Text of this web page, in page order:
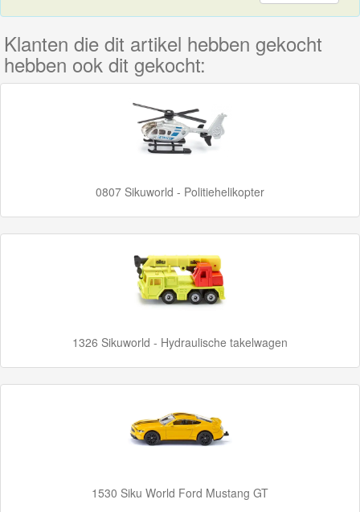
Thomas
de
Trein
Accessoires
Chuggington
Klanten die dit artikel hebben gekocht
hebben ook dit gekocht:
0807 Sikuworld - Politiehelikopter
1326 Sikuworld - Hydraulische takelwagen
1530 Siku World Ford Mustang GT